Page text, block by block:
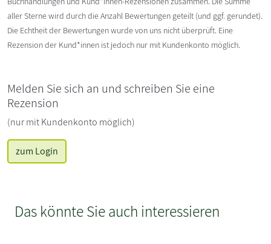
aller Sterne wird durch die Anzahl Bewertungen geteilt (und ggf. gerundet).
Die Echtheit der Bewertungen wurde von uns nicht überprüft. Eine
Rezension der Kund*innen ist jedoch nur mit Kundenkonto möglich.
Melden Sie sich an und schreiben Sie eine
Rezension
(nur mit Kundenkonto möglich)
zum Login
Das könnte Sie auch interessieren